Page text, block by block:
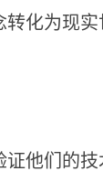
化为现
他们的技